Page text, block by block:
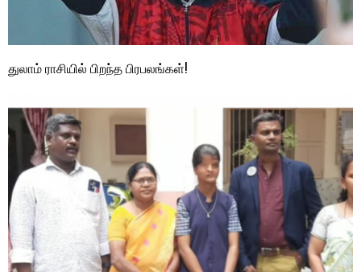
துலாம் ராசியில் பிறந்த பிரபலங்கள்!